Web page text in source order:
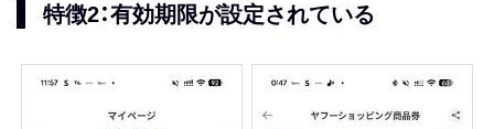
特徴2：有効期限が設定されている